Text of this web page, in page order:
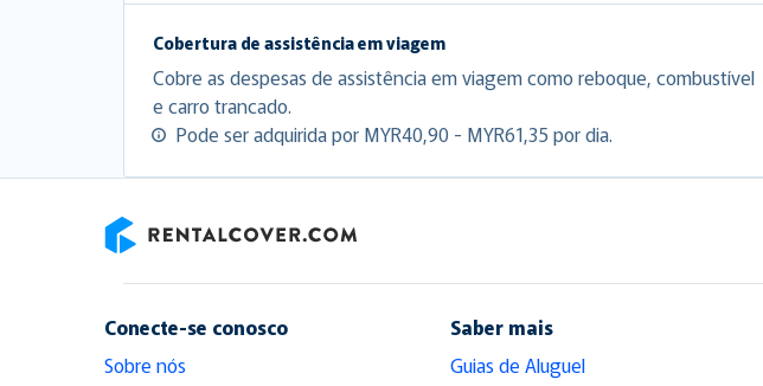
Cobertura de assistência em viagem
Cobre as despesas de assistência em viagem como reboque, combustível
e carro trancado.
Pode ser adquirida por MYR40,90 - MYR61,35 por dia.
Conecte-se conosco
Sobre nós
Saber mais
Guias de Aluguel